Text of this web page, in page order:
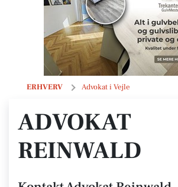
ERHVERV Advokat i Vejle
Advokat Reinwald
ADVOKAT
REINWALD